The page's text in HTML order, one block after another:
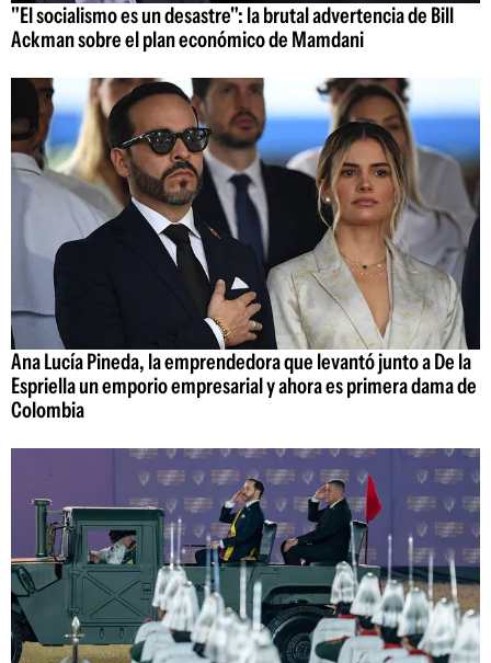
"El socialismo es un desastre": la brutal advertencia de Bill
Ackman sobre el plan económico de Mamdani
Ana Lucía Pineda, la emprendedora que levantó junto a De la
Espriella un emporio empresarial y ahora es primera dama de
Colombia